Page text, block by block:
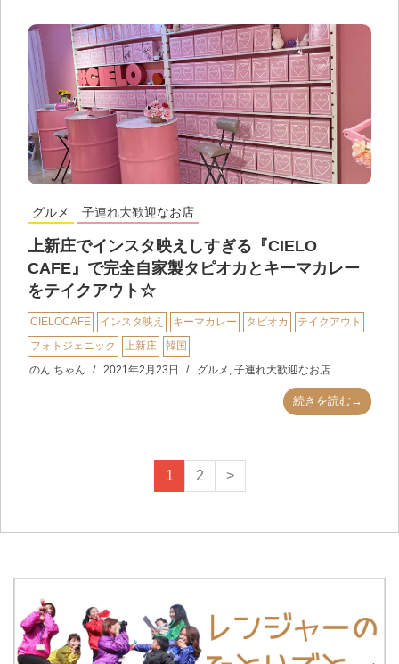
グルメ 子連れ大歓迎なお店
上新庄でインスタ映えしすぎる『CIELO
CAFE』で完全自家製タピオカとキーマカレー
をテイクアウト☆
CIELOCAFE インスタ映え キーマカレー タピオカ
テイクアウト
フォトジェニック
上新庄
韓国
のん ちゃん
2021年2月23日 グルメ 子連れ大歓迎なお店
続きを読む→
1 2 >